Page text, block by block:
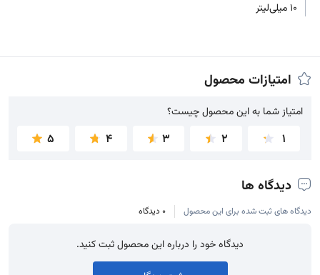
10 میلی‌لیتر
امتیازات محصول
امتیاز شما به این محصول چیست؟
امتیاز شما به این محصول چیست؟
1
2
3
4
5
دیدگاه ها
دیدگاه های ثبت شده برای این محصول 0 دیدگاه
دیدگاه خود را درباره این محصول ثبت کنید.